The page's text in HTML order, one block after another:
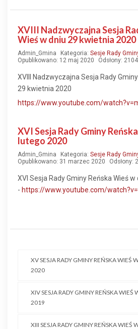
XVIII Nadzwyczajna Sesja
Wieś w dniu 29 kwietnia 2020
Admin_Gmina Kategoria: Sesje Rady
Opublikowano: 12 maj 2020
Odsłony: 2104
XVIII Nadzwyczajna Sesja Rady
29 kwietnia 2020
https://www.youtube.com/
XVI Sesja Rady Gminy
lutego 2020
Admin_Gmina Kategoria: Sesje Rady
Opublikowano: 31 marzec 2020
Odsłony:
XVI Sesja Rady Gminy Reńska Wieś
- https://www.youtube.com/
XV SESJA RADY GMINY REŃSKA WIEŚ
2020
XIV SESJA RADY GMINY REŃSKA WIEŚ
2019
XIII SESJA RADY GMINY REŃSKA WIEŚ